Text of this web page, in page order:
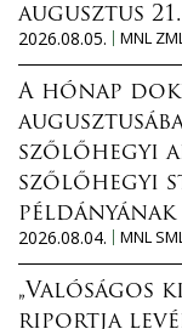
augusztus
2026.08.05.
MNL
A hónap
szőlőhegyi
szőlőhegyi
2026.08.04.
MNL
„Valóságos
riportja